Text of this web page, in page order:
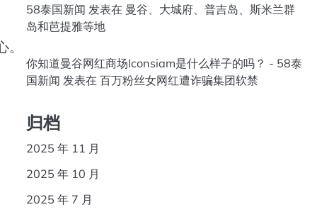
58泰国新闻 发表在 曼谷、大城府、普吉岛、斯米兰群
岛和芭提雅等地
你知道曼谷网红商场Iconsiam是什么样子的吗？ - 58泰
国新闻 发表在 百万粉丝女网红遭诈骗集团软禁
归档
2025 年 11 月
2025 年 10 月
2025 年 7 月